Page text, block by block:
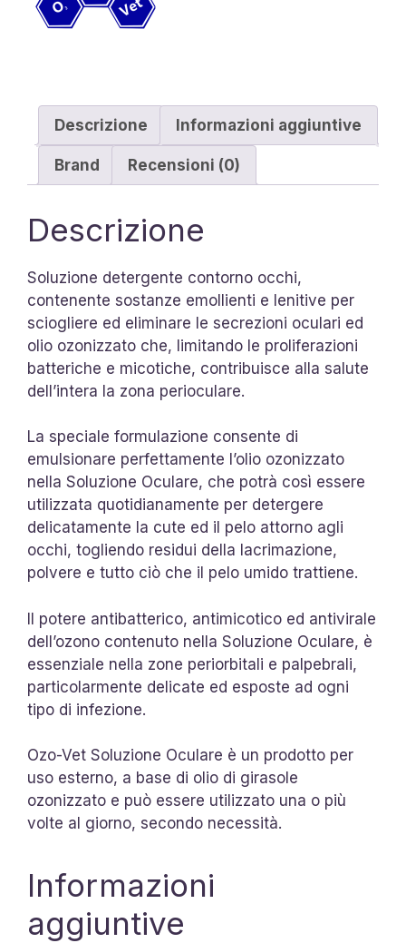
Descrizione Informazioni aggiuntive
Brand Recensioni (0)
Descrizione
Soluzione detergente contorno occhi,
contenente sostanze emollienti e lenitive per
sciogliere ed eliminare le secrezioni oculari ed
olio ozonizzato che, limitando le proliferazioni
batteriche e micotiche, contribuisce alla salute
dell’intera la zona perioculare.
La speciale formulazione consente di
emulsionare perfettamente l’olio ozonizzato
nella Soluzione Oculare, che potrà così essere
utilizzata quotidianamente per detergere
delicatamente la cute ed il pelo attorno agli
occhi, togliendo residui della lacrimazione,
polvere e tutto ciò che il pelo umido trattiene.
Il potere antibatterico, antimicotico ed antivirale
dell’ozono contenuto nella Soluzione Oculare, è
essenziale nella zone periorbitali e palpebrali,
particolarmente delicate ed esposte ad ogni
tipo di infezione.
Ozo-Vet Soluzione Oculare è un prodotto per
uso esterno, a base di olio di girasole
ozonizzato e può essere utilizzato una o più
volte al giorno, secondo necessità.
Informazioni
aggiuntive